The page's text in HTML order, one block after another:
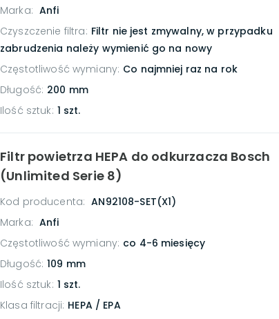
Marka: Anfi
Czyszczenie filtra: Filtr nie jest zmywalny, w przypadku
zabrudzenia należy wymienić go na nowy
Częstotliwość wymiany: Co najmniej raz na rok
Długość: 200 mm
Ilość sztuk: 1 szt.
Filtr powietrza HEPA do odkurzacza Bosch
(Unlimited Serie 8)
Kod producenta: AN92108-SET(X1)
Marka: Anfi
Częstotliwość wymiany: co 4-6 miesięcy
Długość: 109 mm
Ilość sztuk: 1 szt.
Klasa filtracji: HEPA / EPA